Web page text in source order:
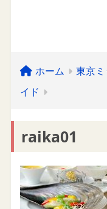
ホーム
東京
イド
raika01